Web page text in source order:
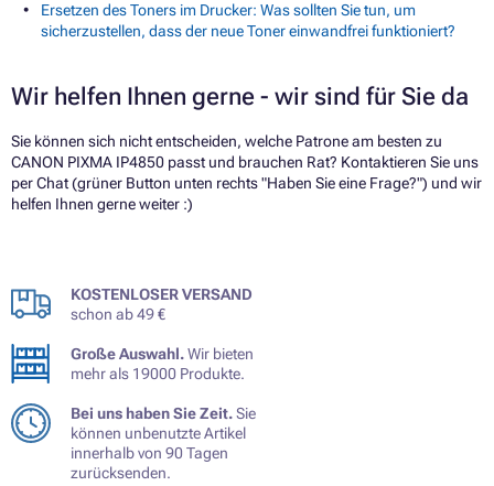
Ersetzen des Toners im Drucker: Was sollten Sie tun, um
sicherzustellen, dass der neue Toner einwandfrei funktioniert?
Wir helfen Ihnen gerne - wir sind für Sie da
Sie können sich nicht entscheiden, welche Patrone am besten zu
CANON PIXMA IP4850 passt und brauchen Rat? Kontaktieren Sie uns
per Chat (grüner Button unten rechts "Haben Sie eine Frage?") und wir
helfen Ihnen gerne weiter :)
KOSTENLOSER VERSAND
schon ab 49 €
Große Auswahl.Wir bieten
mehr als 19000 Produkte.
Bei uns haben Sie Zeit.Sie
können unbenutzte Artikel
innerhalb von 90 Tagen
zurücksenden.